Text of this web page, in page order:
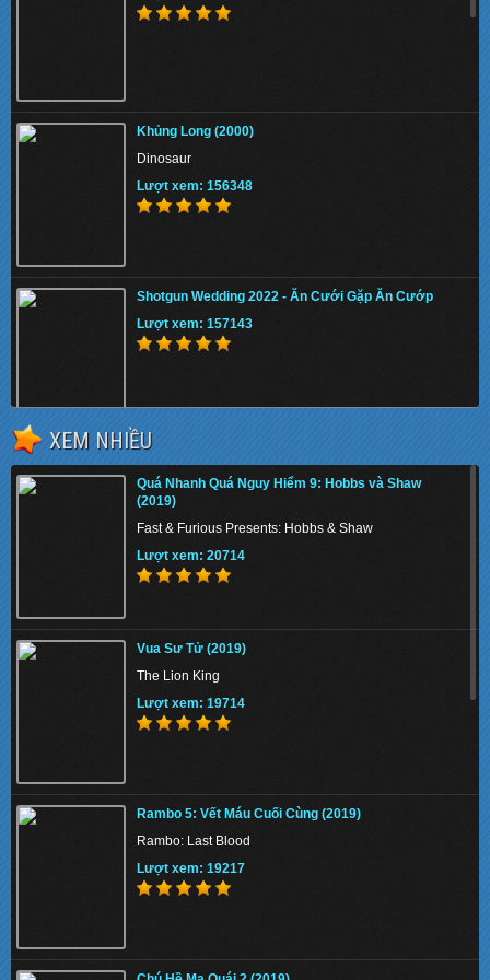
Khủng Long (2000)
Dinosaur
Lượt xem: 156348
Shotgun Wedding 2022 - Ăn Cưới Gặp Ăn Cướp
Lượt xem: 157143
Lượt xem: 152981
The Union 2024 - Liên minh tuyệt mật
Lượt xem: 155135
Thiên Nga Bóng Đêm S01 2022 - Eve
Lượt xem: 142689
Memory 2022 - Hồi Ức Sát Thủ
XEM NHIỀU
Quá Nhanh Quá Nguy Hiểm 9: Hobbs và Shaw
(2019)
Fast & Furious Presents: Hobbs & Shaw
Lượt xem: 20714
Vua Sư Tử (2019)
The Lion King
Lượt xem: 19714
Rambo 5: Vết Máu Cuối Cùng (2019)
Rambo: Last Blood
Lượt xem: 19217